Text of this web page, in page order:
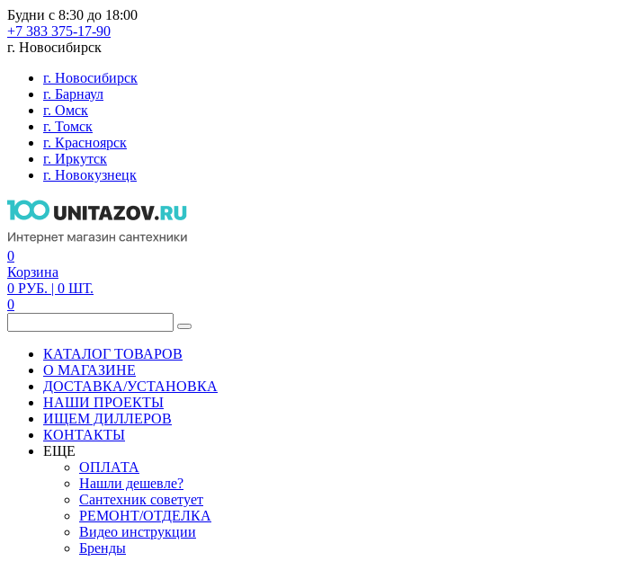
Будни с 8:30 до 18:00
+7 383 375-17-90
г. Новосибирск
г. Новосибирск
г. Барнаул
г. Омск
г. Томск
г. Красноярск
г. Иркутск
г. Новокузнецк
0
Корзина
0 РУБ. | 0 ШТ.
0
КАТАЛОГ ТОВАРОВ
О МАГАЗИНЕ
ДОСТАВКА/УСТАНОВКА
НАШИ ПРОЕКТЫ
ИЩЕМ ДИЛЛЕРОВ
КОНТАКТЫ
ЕЩЕ
ОПЛАТА
Нашли дешевле?
Сантехник советует
РЕМОНТ/ОТДЕЛКА
Видео инструкции
Бренды